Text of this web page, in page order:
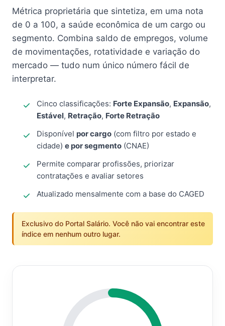
Métrica proprietária que sintetiza, em uma nota
de 0 a 100, a saúde econômica de um cargo ou
segmento. Combina saldo de empregos, volume
de movimentações, rotatividade e variação do
mercado — tudo num único número fácil de
interpretar.
Cinco classificações: Forte Expansão, Expansão,
Estável, Retração, Forte Retração
Disponível por cargo (com filtro por estado e
cidade) e por segmento (CNAE)
Permite comparar profissões, priorizar
contratações e avaliar setores
Atualizado mensalmente com a base do CAGED
Exclusivo do Portal Salário. Você não vai encontrar este
índice em nenhum outro lugar.